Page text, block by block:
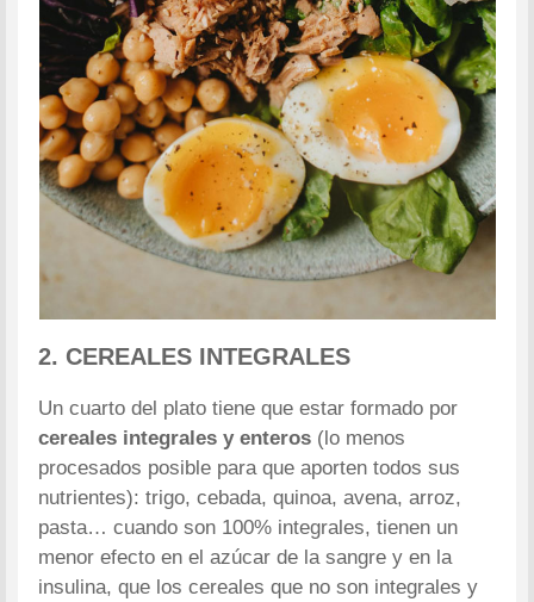
2. CEREALES INTEGRALES
Un cuarto del plato tiene que estar formado por
cereales integrales y enteros (lo menos
procesados posible para que aporten todos sus
nutrientes): trigo, cebada, quinoa, avena, arroz,
pasta… cuando son 100% integrales, tienen un
menor efecto en el azúcar de la sangre y en la
insulina, que los cereales que no son integrales y